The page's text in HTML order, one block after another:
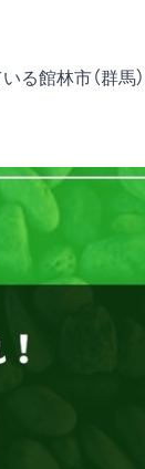
館林市（群馬）